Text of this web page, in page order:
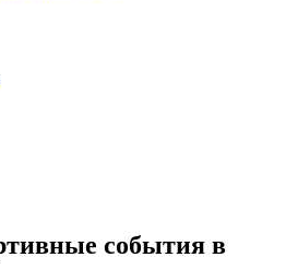
события в